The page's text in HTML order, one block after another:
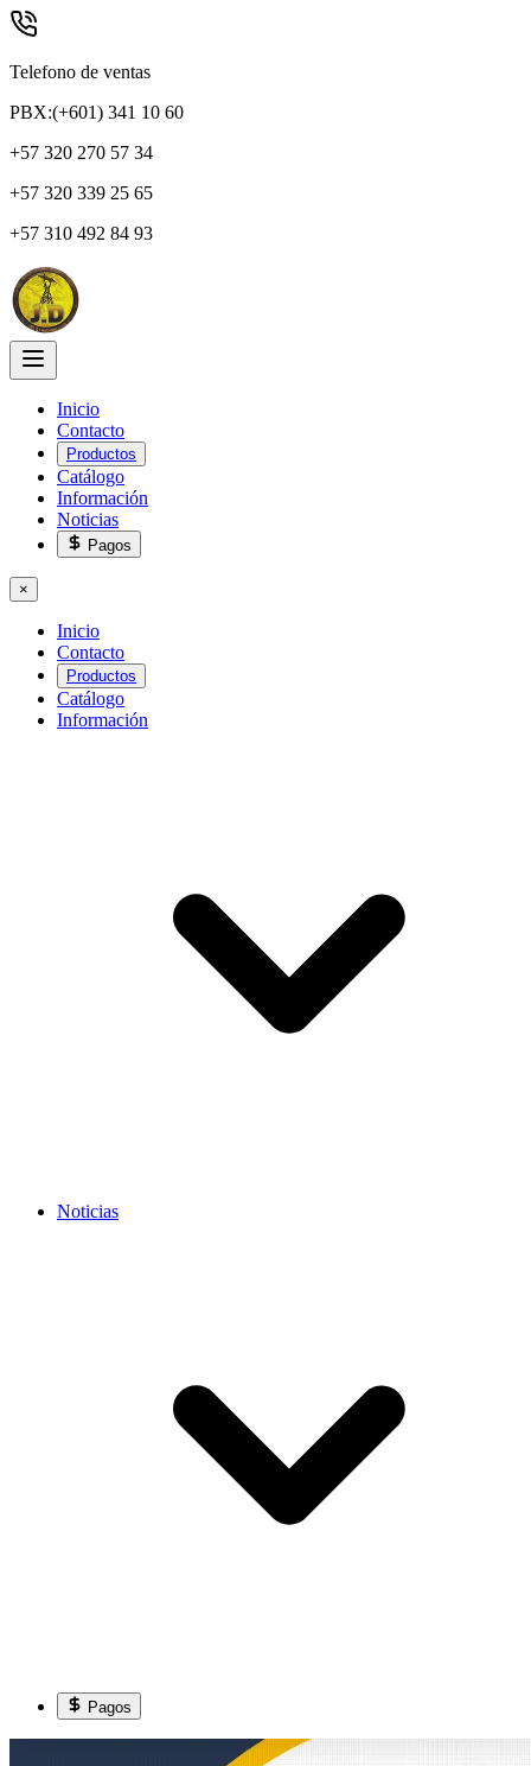
Telefono de ventas
PBX:(+601) 341 10 60
+57 320 270 57 34
+57 320 339 25 65
+57 310 492 84 93
Inicio
Contacto
Productos
Catálogo
Información
Noticias
Pagos
×
Inicio
Contacto
Productos
Catálogo
Información
Noticias
Pagos